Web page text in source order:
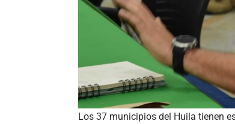
Los 37 municipios del Huila tienen